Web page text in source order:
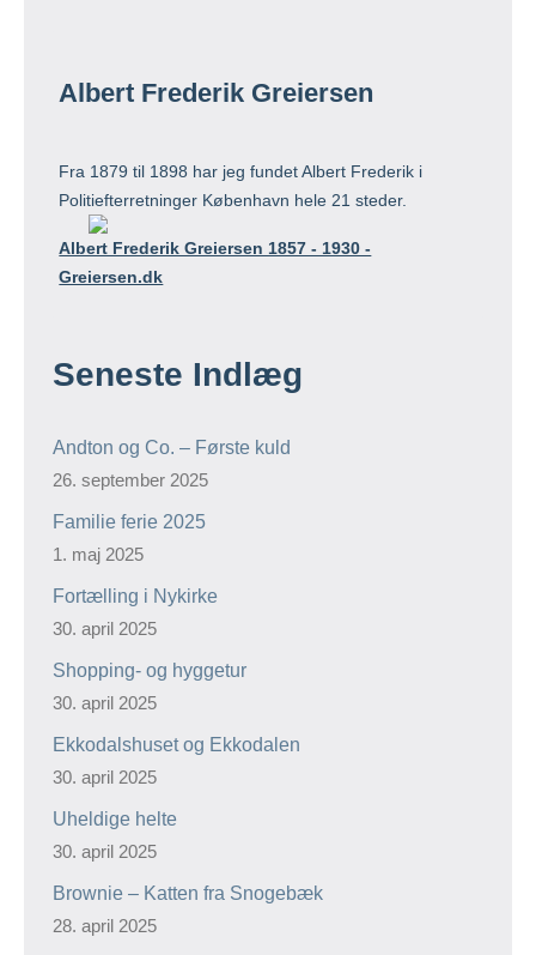
Albert Frederik Greiersen
Fra 1879 til 1898 har jeg fundet Albert Frederik i
Politiefterretninger København hele 21 steder.
Albert Frederik Greiersen 1857 - 1930 -
Greiersen.dk
Seneste Indlæg
Andton og Co. – Første kuld
26. september 2025
Familie ferie 2025
1. maj 2025
Fortælling i Nykirke
30. april 2025
Shopping- og hyggetur
30. april 2025
Ekkodalshuset og Ekkodalen
30. april 2025
Uheldige helte
30. april 2025
Brownie – Katten fra Snogebæk
28. april 2025